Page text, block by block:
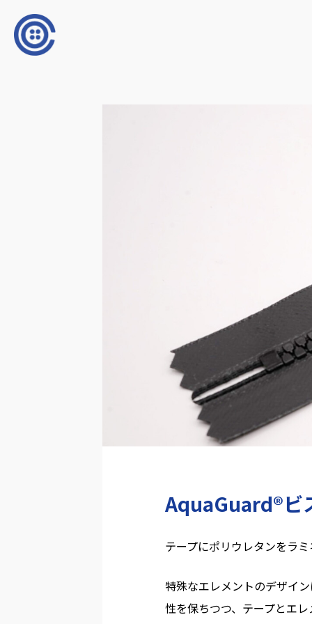
AquaGuard®ビ
テープにポリウレタンをラ
特殊なエレメントのデザイ
性を保ちつつ、テープとエ